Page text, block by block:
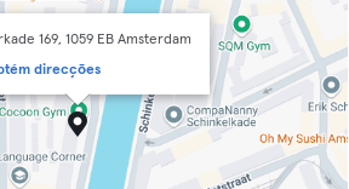
169, 1059 EB Amsterdam
direcções